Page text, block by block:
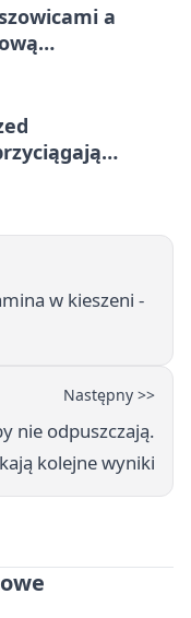
a
w kieszeni -
Następny >>
nie odpuszczają.
kolejne wyniki